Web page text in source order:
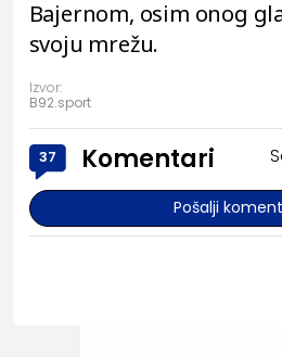
Bajernom, osim onog
svoju mrežu.
Izvor:
B92.sport
37 Komentari
Pošalji